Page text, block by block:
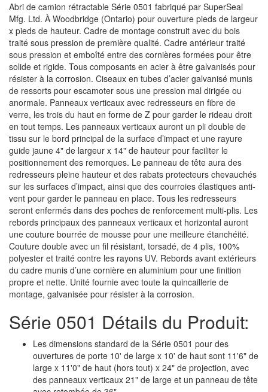
Abri de camion rétractable Série 0501 fabriqué par SuperSeal
Mfg. Ltd. À Woodbridge (Ontario) pour ouverture pieds de largeur
x pieds de hauteur. Cadre de montage construit avec du bois
traité sous pression de première qualité. Cadre antérieur traité
sous pression et emboîté entre des cornières formées pour être
solide et rigide. Tous composants en acier à être galvanisés pour
résister à la corrosion. Ciseaux en tubes d’acier galvanisé munis
de ressorts pour escamoter sous une pression mal dirigée ou
anormale. Panneaux verticaux avec redresseurs en fibre de
verre, les trois du haut en forme de Z pour garder le rideau droit
en tout temps. Les panneaux verticaux auront un pli double de
tissu sur le bord principal de la surface d’impact et une rayure
guide jaune 4" de largeur x 14" de hauteur pour faciliter le
positionnement des remorques. Le panneau de tête aura des
redresseurs pleine hauteur et des rabats protecteurs chevauchés
sur les surfaces d’impact, ainsi que des courroies élastiques anti-
vent pour garder le panneau en place. Tous les redresseurs
seront enfermés dans des poches de renforcement multi-plis. Les
rebords principaux des panneaux verticaux et horizontal auront
une couture bourrée de mousse pour une meilleure étanchéité.
Couture double avec un fil résistant, torsadé, de 4 plis, 100%
polyester et traité contre les rayons UV. Rebords avant extérieurs
du cadre munis d’une cornière en aluminium pour une finition
propre et nette. Unité fournie avec toute la quincaillerie de
montage, galvanisée pour résister à la corrosion.
Série 0501 Détails du Produit:
Les dimensions standard de la Série 0501 pour des
ouvertures de porte 10' de large x 10' de haut sont 11'6" de
large x 11'0" de haut (hors tout) x 24" de projection, avec
des panneaux verticaux 21" de large et un panneau de tête